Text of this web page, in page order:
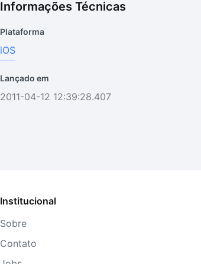
Informações Técnicas
Plataforma
iOS
Lançado em
2011-04-12 12:39:28.407
Institucional
Sobre
Contato